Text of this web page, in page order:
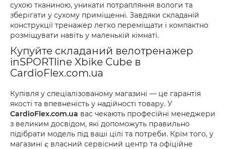
сухою тканиною, уникати потрапляння вологи та
зберігати у сухому приміщенні. Завдяки складаній
конструкції тренажер легко переміщати і компактно
розміщувати навіть у маленькій кімнаті.
Купуйте складаний велотренажер
inSPORTline Xbike Cube в
CardioFlex.com.ua
Купівля у спеціалізованому магазині — це гарантія
якості та впевненість у надійності товару. У
CardioFlex.com.ua вас чекають професійні менеджери
з великим досвідом, які допоможуть правильно
підібрати модель під ваші цілі та потреби. Крім того, у
магазині є власний сервісний центр та офіційне